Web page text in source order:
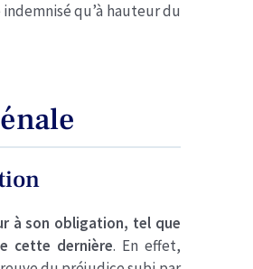
qu’à hauteur du
à son obligation, tel que
cette dernière. En effet,